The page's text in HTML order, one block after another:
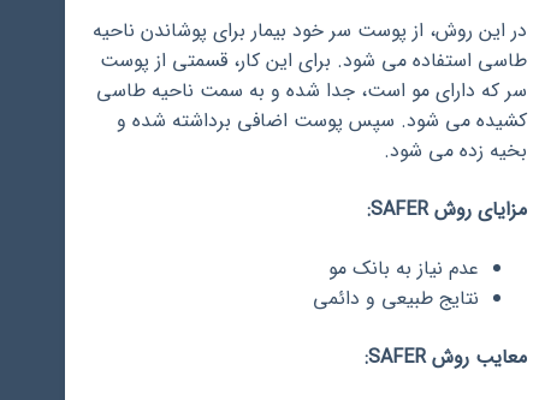
در این روش، از پوست سر خود بیمار برای پوشاندن ناحیه
طاسی استفاده می شود. برای این کار، قسمتی از پوست
سر که دارای مو است، جدا شده و به سمت ناحیه طاسی
کشیده می شود. سپس پوست اضافی برداشته شده و
بخیه زده می شود.
مزایای روش SAFER:
عدم نیاز به بانک مو
نتایج طبیعی و دائمی
معایب روش SAFER: